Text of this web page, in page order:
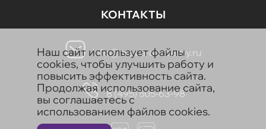
КОНТАКТЫ
info@aravia-academy.ru
8 (495) 505-63-98
Наш сайт использует файлы
cookies, чтобы улучшить работу и
повысить эффективность сайта.
Продолжая использование сайта,
вы соглашаетесь с
использованием файлов cookies.